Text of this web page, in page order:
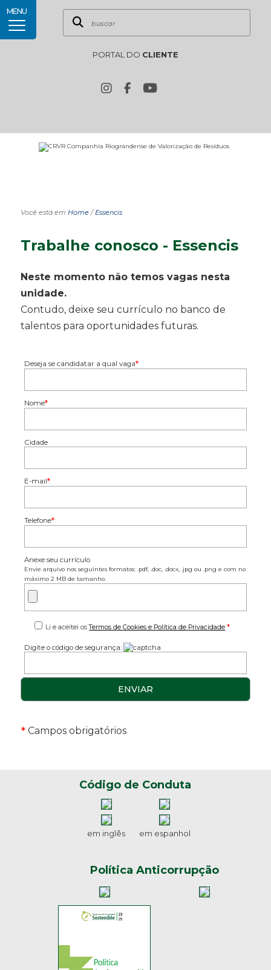
PORTAL DO CLIENTE
MENU
Você está em Home/Essencis
Trabalhe conosco - Essencis
Neste momento não temos vagas nesta
unidade.
Contudo, deixe seu currículo no banco de
talentos para oportunidades futuras.
Deseja se candidatar a qual vaga*
Nome*
Cidade
E-mail*
Telefone*
Anexe seu currículo
Envie arquivo nos seguintes formatos: .pdf, .doc, .docx, .jpg ou .png e com no
máximo 2 MB de tamanho.
Li e aceitei osTermos de Cookies e Política de Privacidade *
Digite o código de segurança:
*Campos obrigatórios
Código de Conduta
em inglês em espanhol
Política Anticorrupção